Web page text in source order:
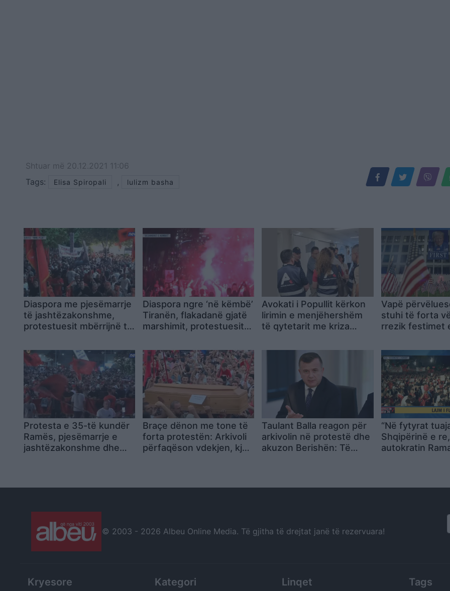
Shtuar më 20.12.2021 11:06
Tags:
Elisa Spiropali , lulizm basha
Diaspora me pjesëmarrje
të jashtëzakonshme,
protestuesit mbërrijnë te
çunat! Arrestoni Ramën
Diaspora ngre ‘në këmbë’
Tiranën, flakadanë gjatë
marshimit, protestuesit
rrugët e kryeqytetit
Avokati i Popullit kërkon
lirimin e menjëhershëm
të qytetarit me kriza
rrezikon jetën
Vapë
stuhi të forta
rrezik festimet
SHBA-së
Protesta e 35-të kundër
Ramës, pjesëmarrje e
jashtëzakonshme dhe
Braçe dënon me tone të
forta protestën: Arkivoli
përfaqëson vdekjen, kjo
Taulant Balla reagon për
arkivolin në protestë dhe
akuzon Berishën: Të
“Në fytyrat
Shqipërinë e
autokratin
© 2003 - 2026 Albeu Online Media. Të gjitha të drejtat janë të rezervuara!
Kryesore Kategori Linqet Tags